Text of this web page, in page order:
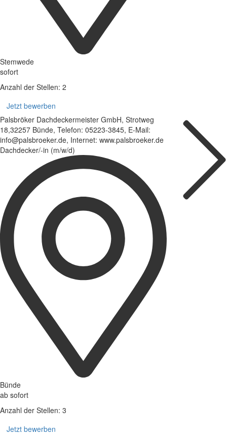
Stemwede
sofort
Anzahl der Stellen: 2
Jetzt bewerben
Palsbröker Dachdeckermeister GmbH, Strotweg
18,32257 Bünde, Telefon: 05223-3845, E-Mail:
info@palsbroeker.de, Internet: www.palsbroeker.de
Dachdecker/-in (m/w/d)
Bünde
ab sofort
Anzahl der Stellen: 3
Jetzt bewerben